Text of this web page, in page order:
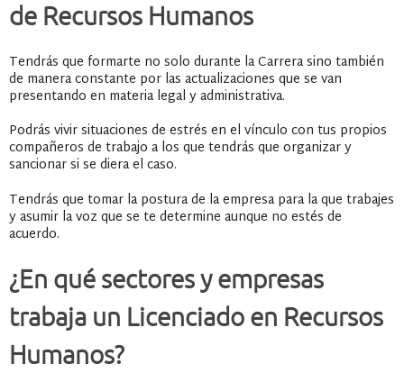
de Recursos Humanos
Tendrás que formarte no solo durante la Carrera sino también
de manera constante por las actualizaciones que se van
presentando en materia legal y administrativa.
Podrás vivir situaciones de estrés en el vínculo con tus propios
compañeros de trabajo a los que tendrás que organizar y
sancionar si se diera el caso.
Tendrás que tomar la postura de la empresa para la que trabajes
y asumir la voz que se te determine aunque no estés de
acuerdo.
¿En qué sectores y empresas
trabaja un Licenciado en Recursos
Humanos?